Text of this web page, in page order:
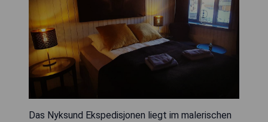
Das Nyksund Ekspedisjonen liegt im malerischen